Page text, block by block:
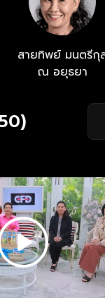
สายทิพย์ มนตรีกุ
ณ อยุธยา